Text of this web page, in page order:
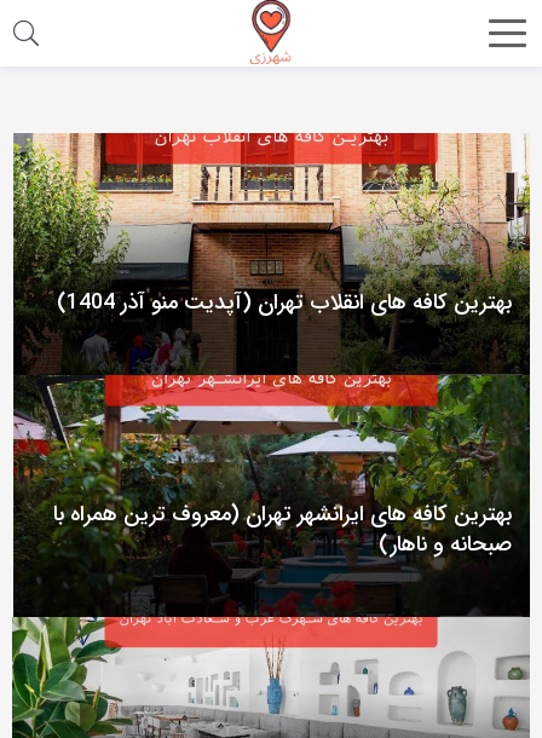
اشتراک
با
استفاده
از
روش‌های
زیر
می‌توانید
این
صفحه
را
با
دوستان
خود
به
بگذارید.
کپی
لینک
بهترین کافه های انقلاب تهران (آپدیت منو آذر 1404)
بهترین کافه های ایرانشهر تهران (معروف ترین همراه با
صبحانه و ناهار)